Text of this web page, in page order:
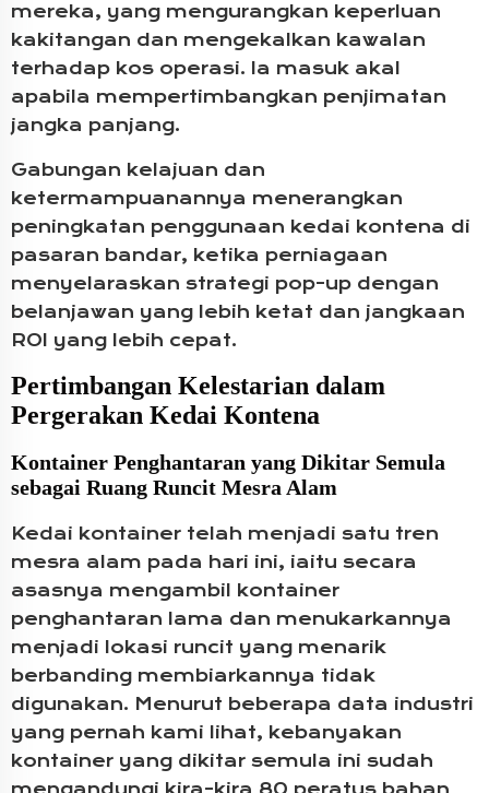
mereka, yang mengurangkan keperluan
kakitangan dan mengekalkan kawalan
terhadap kos operasi. Ia masuk akal
apabila mempertimbangkan penjimatan
jangka panjang.
Gabungan kelajuan dan
ketermampuanannya menerangkan
peningkatan penggunaan kedai kontena di
pasaran bandar, ketika perniagaan
menyelaraskan strategi pop-up dengan
belanjawan yang lebih ketat dan jangkaan
ROI yang lebih cepat.
Pertimbangan Kelestarian dalam
Pergerakan Kedai Kontena
Kontainer Penghantaran yang Dikitar Semula
sebagai Ruang Runcit Mesra Alam
Kedai kontainer telah menjadi satu tren
mesra alam pada hari ini, iaitu secara
asasnya mengambil kontainer
penghantaran lama dan menukarkannya
menjadi lokasi runcit yang menarik
berbanding membiarkannya tidak
digunakan. Menurut beberapa data industri
yang pernah kami lihat, kebanyakan
kontainer yang dikitar semula ini sudah